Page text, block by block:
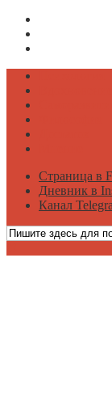
Страница в
Дневник в
Канал